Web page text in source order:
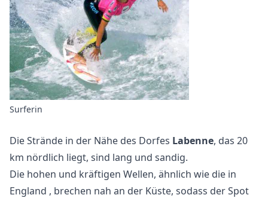
Surferin
Die Strände in der Nähe des Dorfes Labenne, das 20
km nördlich liegt, sind lang und sandig.
Die hohen und kräftigen Wellen, ähnlich wie die in
England , brechen nah an der Küste, sodass der Spot